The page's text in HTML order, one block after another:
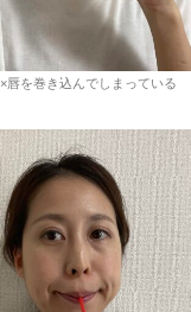
×唇を巻き込んでしまっている